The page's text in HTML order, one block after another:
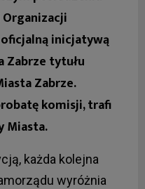
inicjatywą
Zabrze tytułu
Zabrze.
komisji, trafi
Miasta.
każda kolejna
wyróżnia